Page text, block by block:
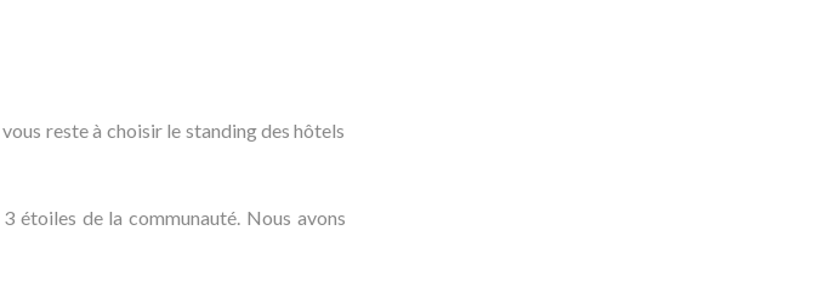
reste à choisir le standing des hôtels
étoiles de la communauté. Nous avons